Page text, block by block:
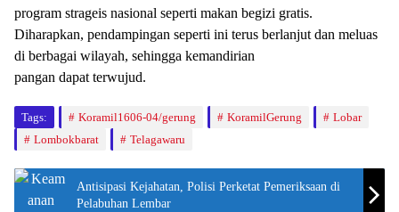
program strageis nasional seperti makan begizi gratis.
Diharapkan, pendampingan seperti ini terus berlanjut dan meluas
di berbagai wilayah, sehingga kemandirian
pangan dapat terwujud.
Tags: Koramil1606-04/gerung KoramilGerung
Lobar
Lombokbarat
Telagawaru
Antisipasi Kejahatan, Polisi Perketat Pemeriksaan di
Pelabuhan Lembar